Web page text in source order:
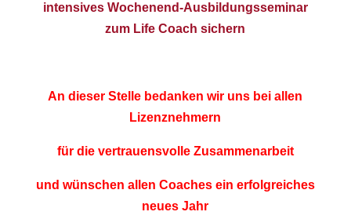
intensives Wochenend-Ausbildungsseminar
zum Life Coach sichern
An dieser Stelle bedanken wir uns bei allen
Lizenznehmern
für die vertrauensvolle Zusammenarbeit
und wünschen allen Coaches ein erfolgreiches
neues Jahr